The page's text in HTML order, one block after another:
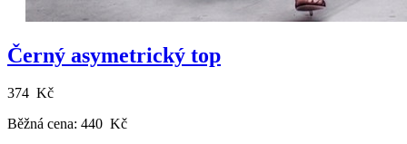
Černý asymetrický top
374 Kč
Běžná cena: 440 Kč